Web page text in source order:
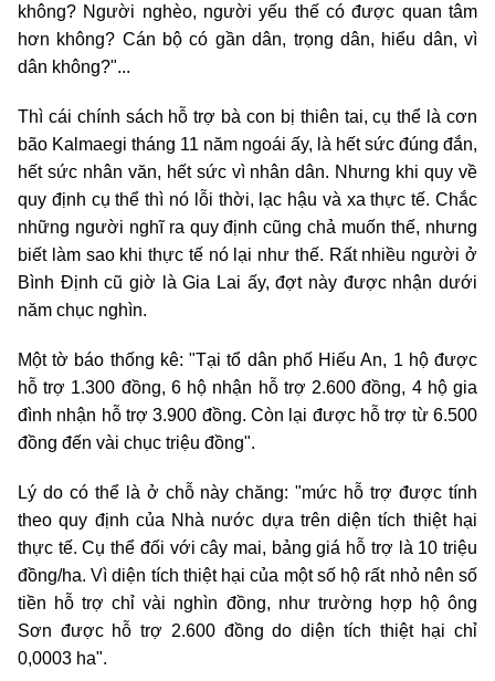
không? Người nghèo, người yếu thế có được quan tâm
hơn không? Cán bộ có gần dân, trọng dân, hiểu dân, vì
dân không?"...
Thì cái chính sách hỗ trợ bà con bị thiên tai, cụ thể là cơn
bão Kalmaegi tháng 11 năm ngoái ấy, là hết sức đúng đắn,
hết sức nhân văn, hết sức vì nhân dân. Nhưng khi quy về
quy định cụ thể thì nó lỗi thời, lạc hậu và xa thực tế. Chắc
những người nghĩ ra quy định cũng chả muốn thế, nhưng
biết làm sao khi thực tế nó lại như thế. Rất nhiều người ở
Bình Định cũ giờ là Gia Lai ấy, đợt này được nhận dưới
năm chục nghìn.
Một tờ báo thống kê: "Tại tổ dân phố Hiếu An, 1 hộ được
hỗ trợ 1.300 đồng, 6 hộ nhận hỗ trợ 2.600 đồng, 4 hộ gia
đình nhận hỗ trợ 3.900 đồng. Còn lại được hỗ trợ từ 6.500
đồng đến vài chục triệu đồng".
Lý do có thể là ở chỗ này chăng: "mức hỗ trợ được tính
theo quy định của Nhà nước dựa trên diện tích thiệt hại
thực tế. Cụ thể đối với cây mai, bảng giá hỗ trợ là 10 triệu
đồng/ha. Vì diện tích thiệt hại của một số hộ rất nhỏ nên số
tiền hỗ trợ chỉ vài nghìn đồng, như trường hợp hộ ông
Sơn được hỗ trợ 2.600 đồng do diện tích thiệt hại chỉ
0,0003 ha".